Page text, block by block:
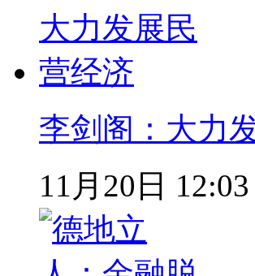
李剑阁：大力
11月20日 12:03